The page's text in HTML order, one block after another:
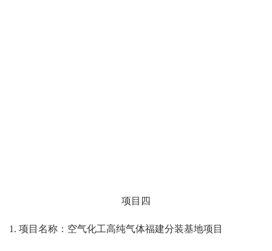
项目 四
1.项目名称：空气化工高纯气体福建分装基地项目